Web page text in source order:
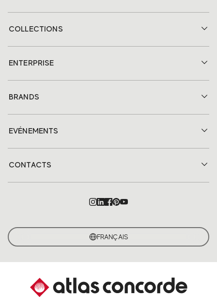
COLLECTIONS
ENTERPRISE
BRANDS
EVÉNEMENTS
CONTACTS
FRANÇAIS